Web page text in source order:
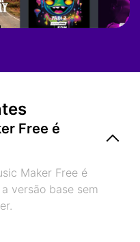
Free é
Maker Free é
versão base sem